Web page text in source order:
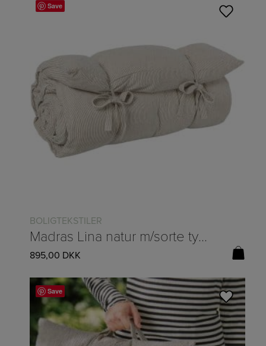
Save
BOLIGTEKSTILER
Madras Lina natur m/sorte tynde striber
895,00 DKK
Save